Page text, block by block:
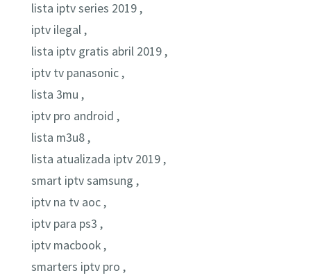
lista iptv series 2019 ,
iptv ilegal ,
lista iptv gratis abril 2019 ,
iptv tv panasonic ,
lista 3mu ,
iptv pro android ,
lista m3u8 ,
lista atualizada iptv 2019 ,
smart iptv samsung ,
iptv na tv aoc ,
iptv para ps3 ,
iptv macbook ,
smarters iptv pro ,